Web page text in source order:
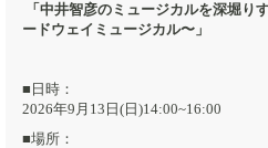
「中井智彦のミュージカルを深堀り
ードウェイミュージカル〜」​
■日時：
2026年9月13日(日)14:00~16:00
■場所：